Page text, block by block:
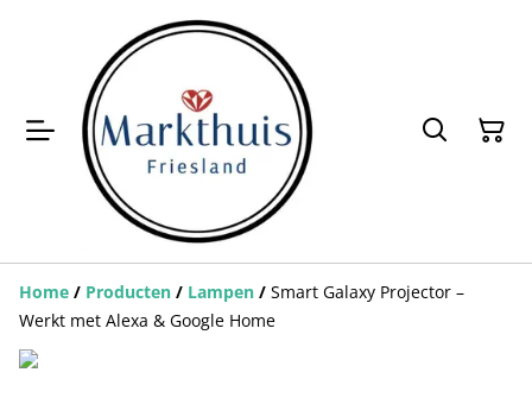
Home / Producten / Lampen / Smart Galaxy Projector –
Werkt met Alexa & Google Home